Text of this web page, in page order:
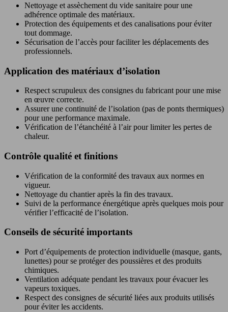
Nettoyage et assèchement du vide sanitaire pour une
adhérence optimale des matériaux.
Protection des équipements et des canalisations pour éviter
tout dommage.
Sécurisation de l’accès pour faciliter les déplacements des
professionnels.
Application des matériaux d’isolation
Respect scrupuleux des consignes du fabricant pour une mise
en œuvre correcte.
Assurer une continuité de l’isolation (pas de ponts thermiques)
pour une performance maximale.
Vérification de l’étanchéité à l’air pour limiter les pertes de
chaleur.
Contrôle qualité et finitions
Vérification de la conformité des travaux aux normes en
vigueur.
Nettoyage du chantier après la fin des travaux.
Suivi de la performance énergétique après quelques mois pour
vérifier l’efficacité de l’isolation.
Conseils de sécurité importants
Port d’équipements de protection individuelle (masque, gants,
lunettes) pour se protéger des poussières et des produits
chimiques.
Ventilation adéquate pendant les travaux pour évacuer les
vapeurs toxiques.
Respect des consignes de sécurité liées aux produits utilisés
pour éviter les accidents.